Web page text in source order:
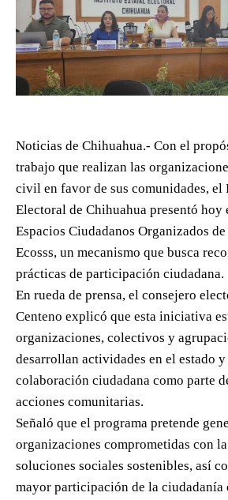
Noticias de Chihuahua.- Con el
trabajo que realizan las
civil en favor de sus comunidades, el
Electoral de Chihuahua presentó
Espacios Ciudadanos Organizados
Ecosss, un mecanismo que busca
prácticas de participación ciudadana.
En rueda de prensa, el consejero
Centeno explicó que esta iniciativa
organizaciones, colectivos y
desarrollan actividades en el estado
colaboración ciudadana como parte
acciones comunitarias.
Señaló que el programa pretende
organizaciones comprometidas con
soluciones sociales sostenibles, así
mayor participación de la ciudadanía